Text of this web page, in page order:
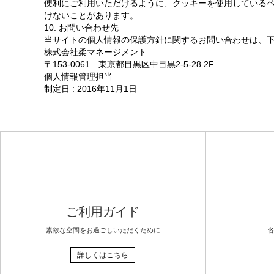
便利にご利用いただけるように、クッキーを使用している
けないことがあります。
10. お問い合わせ先
当サイトの個人情報の保護方針に関するお問い合わせは、
株式会社柔マネージメント
〒153-0061 東京都目黒区中目黒2-5-28 2F
個人情報管理担当
制定日 : 2016年11月1日
ご利用ガイド
素敵な空間をお過ごしいただくために
詳しくはこちら